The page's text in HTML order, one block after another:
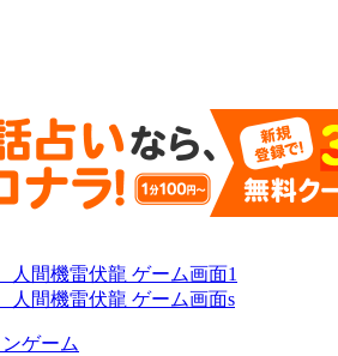
ゲーム